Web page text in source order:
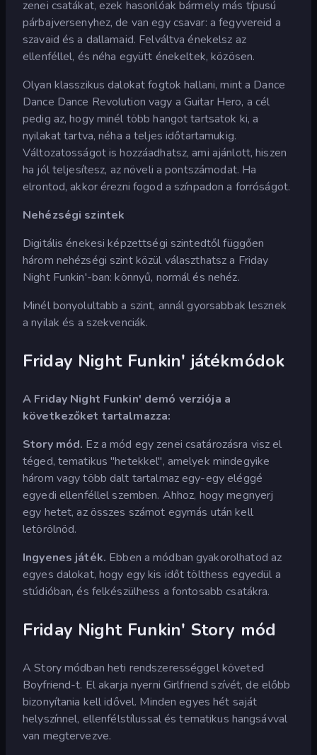
zenei csatákat, ezek hasonlóak bármely más típusú
párbajversenyhez, de van egy csavar: a fegyvereid a
szavaid és a dallamaid. Felváltva énekelsz az
ellenféllel, és néha együtt énekeltek, közösen.
Olyan klasszikus dalokat fogtok hallani, mint a Dance
Dance Dance Revolution vagy a Guitar Hero, a cél
pedig az, hogy minél több hangot tartsatok ki, a
nyilakat tartva, néha a teljes időtartamukig.
Változatosságot is hozzáadhatsz, ami ajánlott, hiszen
ha jól teljesítesz, az növeli a pontszámodat. Ha
elrontod, akkor érezni fogod a színpadon a forróságot.
Nehézségi szintek
Digitális énekesi képzettségi szintedtől függően
három nehézségi szint közül választhatsz a Friday
Night Funkin'-ban: könnyű, normál és nehéz.
Minél bonyolultabb a szint, annál gyorsabbak lesznek
a nyilak és a szekvenciák.
Friday Night Funkin' játékmódok
A Friday Night Funkin' demó verziója a
következőket tartalmazza:
Story mód. Ez a mód egy zenei csatározásra visz el
téged, tematikus "hetekkel", amelyek mindegyike
három vagy több dalt tartalmaz egy-egy eléggé
egyedi ellenféllel szemben. Ahhoz, hogy megnyerj
egy hetet, az összes számot egymás után kell
letörölnöd.
Ingyenes játék. Ebben a módban gyakorolhatod az
egyes dalokat, hogy egy kis időt tölthess egyedül a
stúdióban, és felkészülhess a fontosabb csatákra.
Friday Night Funkin' Story mód
A Story módban heti rendszerességgel követed
Boyfriend-t. El akarja nyerni Girlfriend szívét, de előbb
bizonyítania kell idővel. Minden egyes hét saját
helyszínnel, ellenfélstílussal és tematikus hangsávval
van megtervezve.